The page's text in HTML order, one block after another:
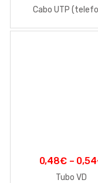
Cabo UTP
0,48€– 0,54
Tubo VD